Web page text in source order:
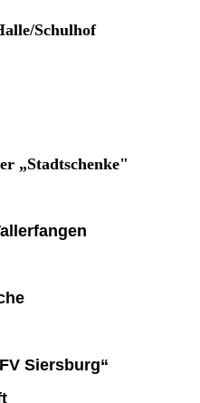
Schulhof
„Stadtschenke"
Siersburg“